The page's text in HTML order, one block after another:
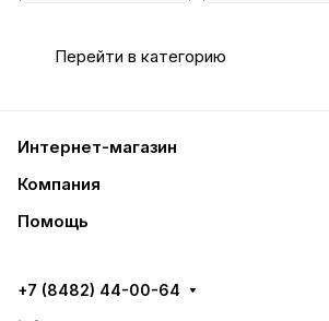
Перейти в категорию
Интернет-магазин
Компания
Помощь
+7 (8482) 44-00-64